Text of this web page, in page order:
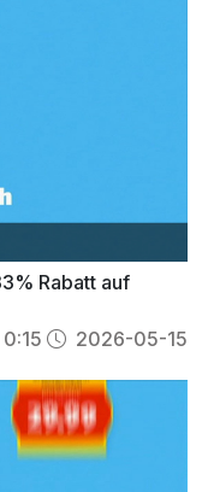
Rabatt auf
0:15 2026-05-15